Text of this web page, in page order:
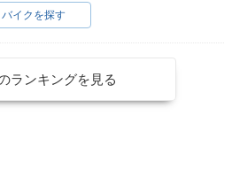
バイクを探す
ランキングを見る